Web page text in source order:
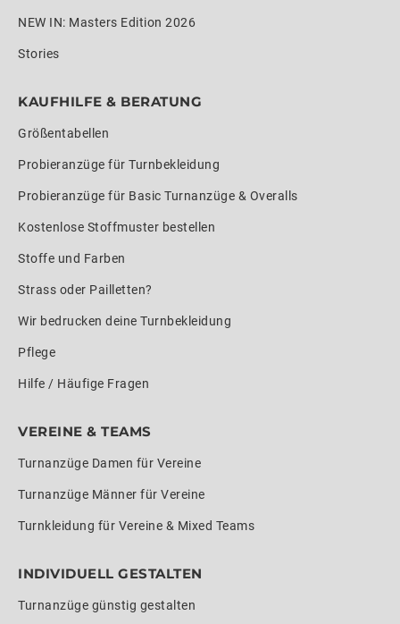
NEW IN: Masters Edition 2026
Stories
KAUFHILFE & BERATUNG
Größentabellen
Probieranzüge für Turnbekleidung
Probieranzüge für Basic Turnanzüge & Overalls
Kostenlose Stoffmuster bestellen
Stoffe und Farben
Strass oder Pailletten?
Wir bedrucken deine Turnbekleidung
Pflege
Hilfe / Häufige Fragen
VEREINE & TEAMS
Turnanzüge Damen für Vereine
Turnanzüge Männer für Vereine
Turnkleidung für Vereine & Mixed Teams
INDIVIDUELL GESTALTEN
Turnanzüge günstig gestalten